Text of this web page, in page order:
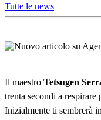
Tutte le news
Il maestro Tetsugen
trenta secondi a
Inizialmente ti sembrerà